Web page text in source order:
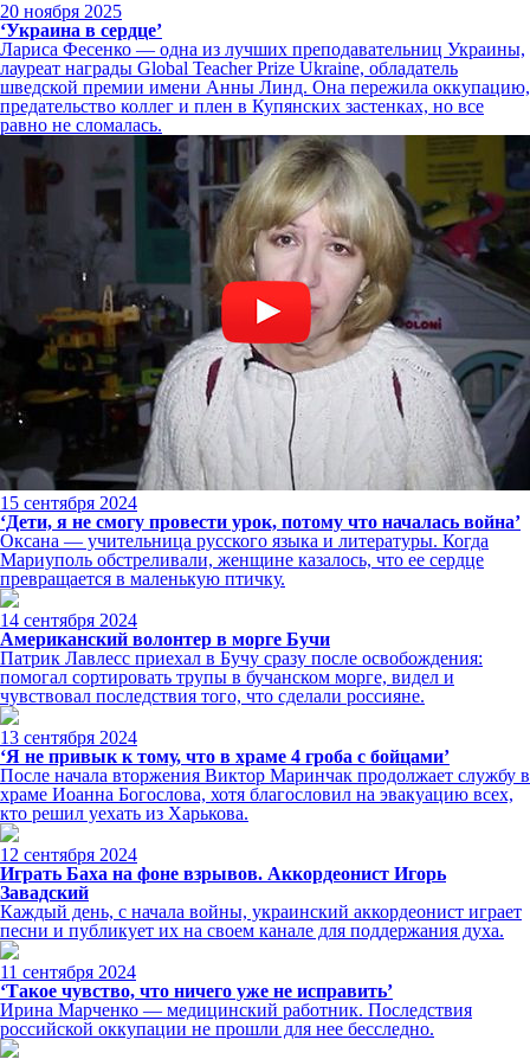
20 ноября 2025
‘Украина в сердце’
Лариса Фесенко — одна из лучших преподавательниц Украины,
лауреат награды Global Teacher Prize Ukraine, обладатель
шведской премии имени Анны Линд. Она пережила оккупацию,
предательство коллег и плен в Купянских застенках, но все
равно не сломалась.
15 сентября 2024
‘Дети, я не смогу провести урок, потому что началась война’
Оксана — учительница русского языка и литературы. Когда
Мариуполь обстреливали, женщине казалось, что ее сердце
превращается в маленькую птичку.
14 сентября 2024
Американский волонтер в морге Бучи
Патрик Лавлесс приехал в Бучу сразу после освобождения:
помогал сортировать трупы в бучанском морге, видел и
чувствовал последствия того, что сделали россияне.
13 сентября 2024
‘Я не привык к тому, что в храме 4 гроба с бойцами’
После начала вторжения Виктор Маринчак продолжает службу в
храме Иоанна Богослова, хотя благословил на эвакуацию всех,
кто решил уехать из Харькова.
12 сентября 2024
Играть Баха на фоне взрывов. Аккордеонист Игорь
Завадский
Каждый день, с начала войны, украинский аккордеонист играет
песни и публикует их на своем канале для поддержания духа.
11 сентября 2024
‘Такое чувство, что ничего уже не исправить’
Ирина Марченко — медицинский работник. Последствия
российской оккупации не прошли для нее бесследно.